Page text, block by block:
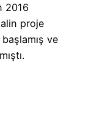
2016
proje
başlamış ve